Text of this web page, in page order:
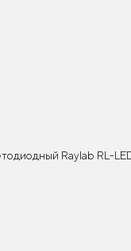
Raylab RL-